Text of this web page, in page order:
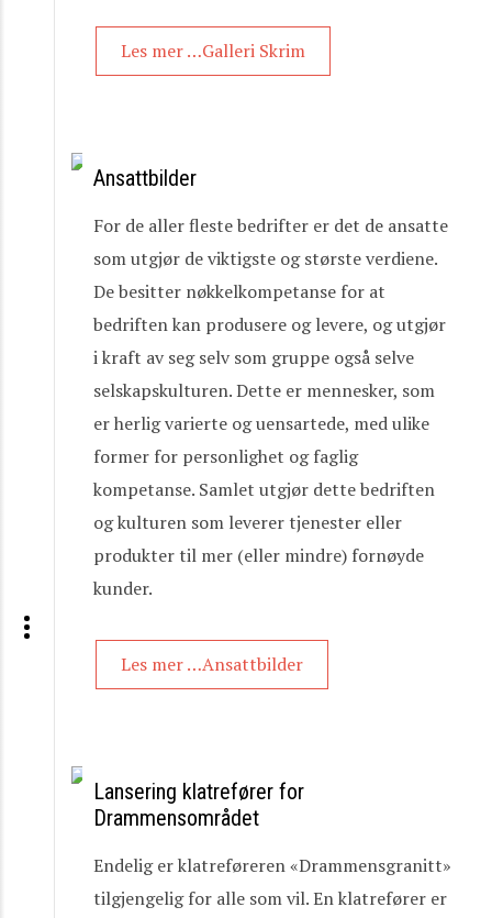
Les mer …Galleri Skrim
Ansattbilder
For de aller fleste bedrifter er det de ansatte
som utgjør de viktigste og største verdiene.
De besitter nøkkelkompetanse for at
bedriften kan produsere og levere, og utgjør
i kraft av seg selv som gruppe også selve
selskapskulturen. Dette er mennesker, som
er herlig varierte og uensartede, med ulike
former for personlighet og faglig
kompetanse. Samlet utgjør dette bedriften
og kulturen som leverer tjenester eller
produkter til mer (eller mindre) fornøyde
kunder.
Les mer …Ansattbilder
Lansering klatrefører for
Drammensområdet
Endelig er klatreføreren «Drammensgranitt»
tilgjengelig for alle som vil. En klatrefører er